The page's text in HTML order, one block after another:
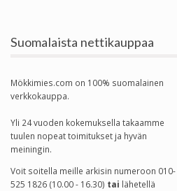
Suomalaista nettikauppaa
Mökkimies.com on 100% suomalainen
verkkokauppa.
Yli 24 vuoden kokemuksella takaamme
tuulen nopeat toimitukset ja hyvän
meiningin.
Voit soitella meille arkisin numeroon 010-
525 1826 (10.00 - 16.30) tai lähetellä